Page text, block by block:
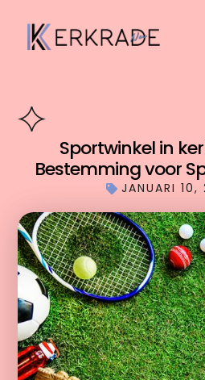
Sportwinkel in
Bestemming voor
JANUARI 10,